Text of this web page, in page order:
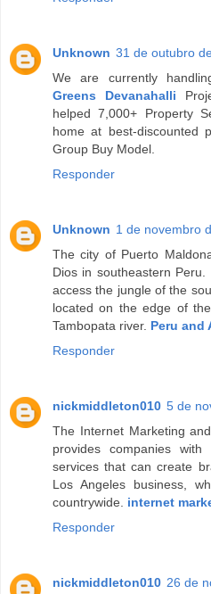
Unknown 31 de outubro
We are currently
Greens Devanahalli
helped 7,000+ Property
home at best-discounted
Group Buy Model.
Responder
Unknown 1 de novembro
The city of Puerto
Dios in southeastern
access the jungle of the
located on the edge of
Tambopata river. Peru and
Responder
nickmiddleton010 5 de
The Internet Marketing
provides companies
services that can create
Los Angeles business,
countrywide. internet
Responder
nickmiddleton010 26 de